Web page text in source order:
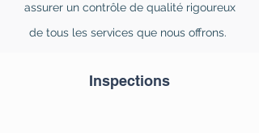
assurer un contrôle de qualité rigoureux
de tous les services que nous offrons.
Inspections